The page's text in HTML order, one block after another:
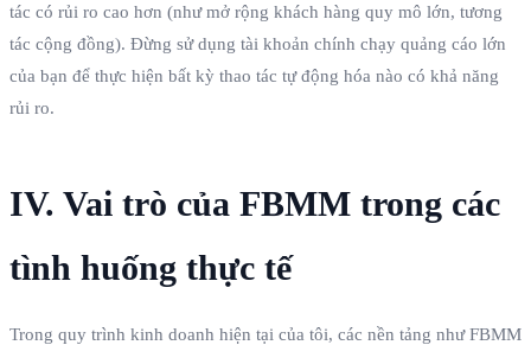
tác có rủi ro cao hơn (như mở rộng khách hàng quy mô lớn, tương
tác cộng đồng). Đừng sử dụng tài khoản chính chạy quảng cáo lớn
của bạn để thực hiện bất kỳ thao tác tự động hóa nào có khả năng
rủi ro.
IV. Vai trò của FBMM trong các
tình huống thực tế
Trong quy trình kinh doanh hiện tại của tôi, các nền tảng như FBMM